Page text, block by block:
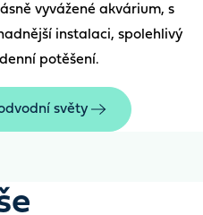
vyvážené akvárium, s
instalaci, spolehlivý
potěšení.
světy